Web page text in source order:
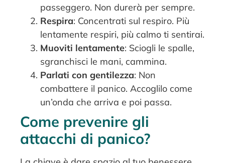
passeggero. Non durerà per sempre.
Respira: Concentrati sul respiro. Più
lentamente respiri, più calmo ti sentirai.
Muoviti lentamente: Sciogli le spalle,
sgranchisci le mani, cammina.
Parlati con gentilezza: Non
combattere il panico. Accoglilo come
un’onda che arriva e poi passa.
Come prevenire gli
attacchi di panico?